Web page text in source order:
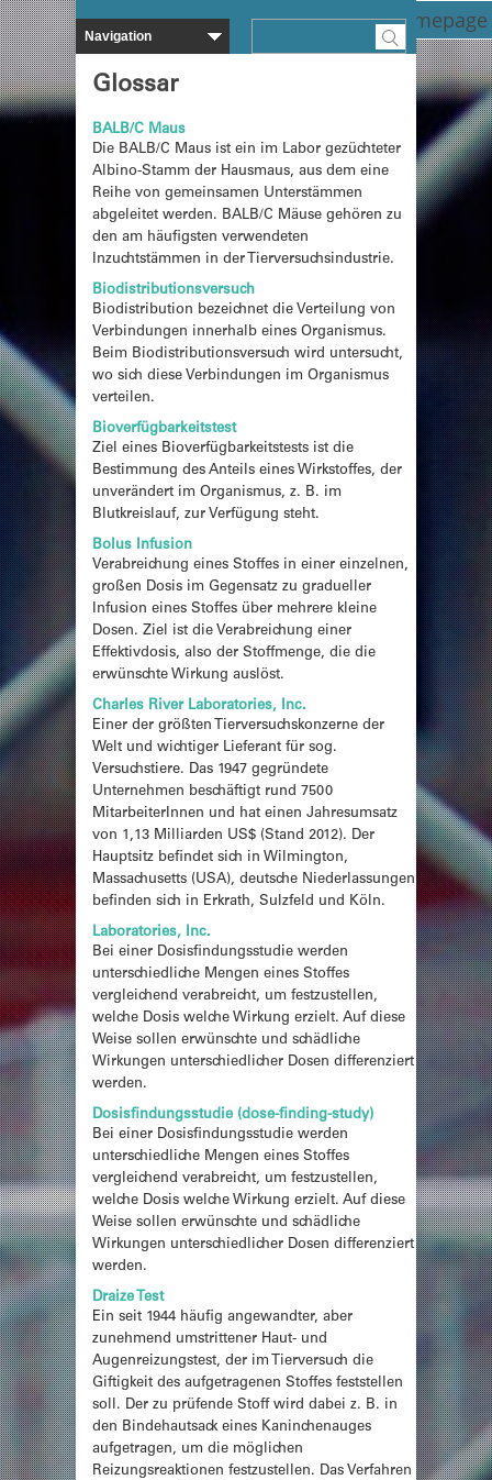
Zurück zur Homepage
Glossar
BALB/C Maus
Die BALB/C Maus ist ein im Labor gezüchteter
Albino-Stamm der Hausmaus, aus dem eine
Reihe von gemeinsamen Unterstämmen
abgeleitet werden. BALB/C Mäuse gehören zu
den am häufigsten verwendeten
Inzuchtstämmen in der Tierversuchsindustrie.
Biodistributionsversuch
Biodistribution bezeichnet die Verteilung von
Verbindungen innerhalb eines Organismus.
Beim Biodistributionsversuch wird untersucht,
wo sich diese Verbindungen im Organismus
verteilen.
Bioverfügbarkeitstest
Ziel eines Bioverfügbarkeitstests ist die
Bestimmung des Anteils eines Wirkstoffes, der
unverändert im Organismus, z. B. im
Blutkreislauf, zur Verfügung steht.
Bolus Infusion
Verabreichung eines Stoffes in einer einzelnen,
großen Dosis im Gegensatz zu gradueller
Infusion eines Stoffes über mehrere kleine
Dosen. Ziel ist die Verabreichung einer
Effektivdosis, also der Stoffmenge, die die
erwünschte Wirkung auslöst.
Charles River Laboratories, Inc.
Einer der größten Tierversuchskonzerne der
Welt und wichtiger Lieferant für sog.
Versuchstiere. Das 1947 gegründete
Unternehmen beschäftigt rund 7500
MitarbeiterInnen und hat einen Jahresumsatz
von 1,13 Milliarden US$ (Stand 2012). Der
Hauptsitz befindet sich in Wilmington,
Massachusetts (USA), deutsche Niederlassungen
befinden sich in Erkrath, Sulzfeld und Köln.
Laboratories, Inc.
Bei einer Dosisfindungsstudie werden
unterschiedliche Mengen eines Stoffes
vergleichend verabreicht, um festzustellen,
welche Dosis welche Wirkung erzielt. Auf diese
Weise sollen erwünschte und schädliche
Wirkungen unterschiedlicher Dosen differenziert
werden.
Dosisfindungsstudie (dose-finding-study)
Bei einer Dosisfindungsstudie werden
unterschiedliche Mengen eines Stoffes
vergleichend verabreicht, um festzustellen,
welche Dosis welche Wirkung erzielt. Auf diese
Weise sollen erwünschte und schädliche
Wirkungen unterschiedlicher Dosen differenziert
werden.
Draize Test
Ein seit 1944 häufig angewandter, aber
zunehmend umstrittener Haut- und
Augenreizungstest, der im Tierversuch die
Giftigkeit des aufgetragenen Stoffes feststellen
soll. Der zu prüfende Stoff wird dabei z. B. in
den Bindehautsack eines Kaninchenauges
aufgetragen, um die möglichen
Reizungsreaktionen festzustellen. Das Verfahren